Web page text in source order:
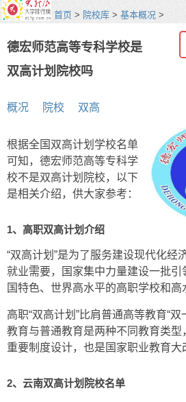
首页 > 院校库 > 基本概况 >
德宏师范高等专科学校是
双高计划院校吗
概况 院校 双高
根据全国双高计划学校名单
可知，德宏师范高等专科学
校不是双高计划院校，以下
是相关介绍，供大家参考：
1、高职双高计划介绍
“双高计划”是为了服务建设现代化经
就业需要，国家集中力量建设一批引
国特色、世界高水平的高职学校和高
高职“双高计划”比肩普通高等教育“双
教育与普通教育是两种不同教育类型
重要制度设计，也是国家职业教育大
2、云南双高计划院校名单